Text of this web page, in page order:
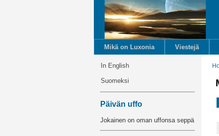
Mikä on Luxonia Viestejä
In English
Suomeksi
Päivän uffo
Jokainen on oman uffonsa seppä